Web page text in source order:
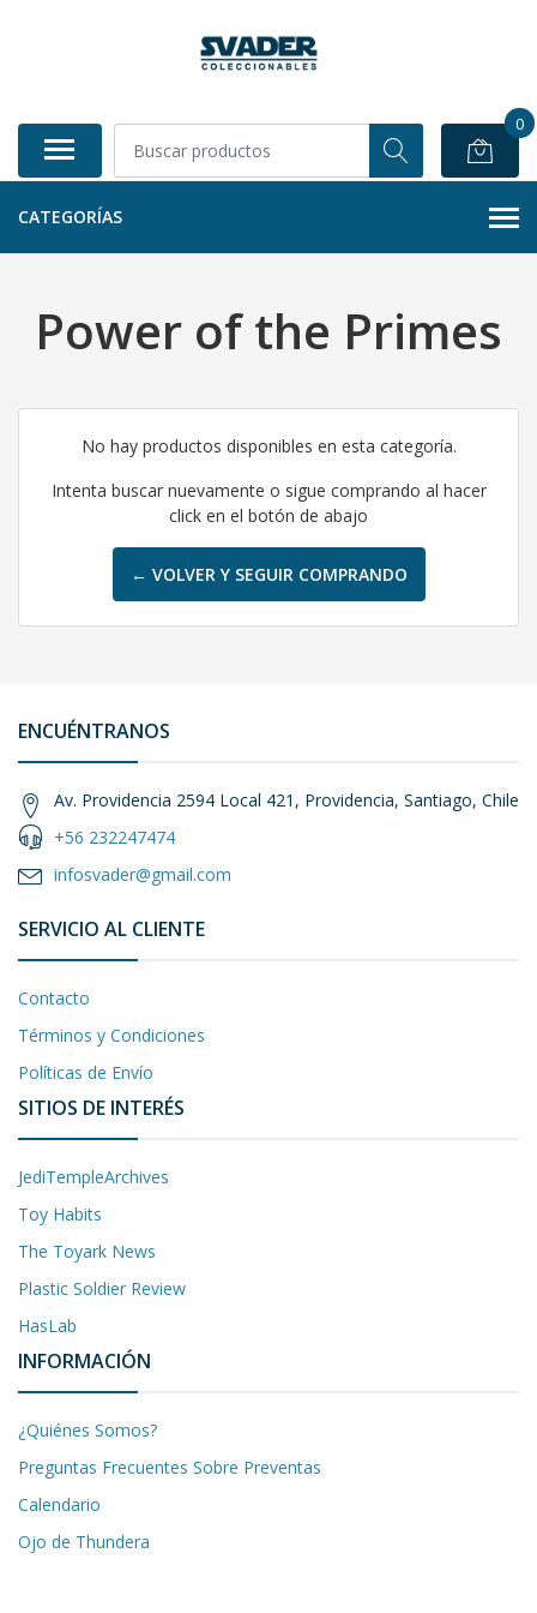
0
CATEGORÍAS
Power of the Primes
No hay productos disponibles en esta categoría.
Intenta buscar nuevamente o sigue comprando al hacer
click en el botón de abajo
← VOLVER Y SEGUIR COMPRANDO
ENCUÉNTRANOS
Av. Providencia 2594 Local 421, Providencia, Santiago, Chile
+56 232247474
infosvader@gmail.com
SERVICIO AL CLIENTE
Contacto
Términos y Condiciones
Políticas de Envío
SITIOS DE INTERÉS
JediTempleArchives
Toy Habits
The Toyark News
Plastic Soldier Review
HasLab
INFORMACIÓN
¿Quiénes Somos?
Preguntas Frecuentes Sobre Preventas
Calendario
Ojo de Thundera